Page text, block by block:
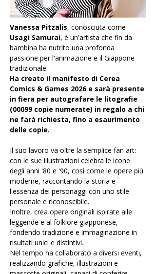
Vanessa Pitzalis, conosciuta come
Usagi Samurai, è un'artista che fin da
bambina ha nutrito una profonda
passione per l'animazione e il Giappone
tradizionale.
Ha creato il manifesto di Cerea
Comics & Games 2026 e sarà presente
in fiera per autografare le litografie
(00099 copie numerate) in regalo a chi
ne farà richiesta, fino a esaurimento
delle copie.
Il suo lavoro va oltre la semplice fan art:
con le sue illustrazioni celebra le icone
degli anni '80 e '90, così come le opere più
moderne, raccontando la storia e
l'essenza dei personaggi con uno stile
personale e riconoscibile.
Inoltre, crea opere originali ispirate alle
leggende e al folklore giapponese,
fondendo tradizione e immaginazione in
risultati unici e distintivi.
Nel tempo ha collaborato a diversi eventi,
realizzando grafiche, illustrazioni e